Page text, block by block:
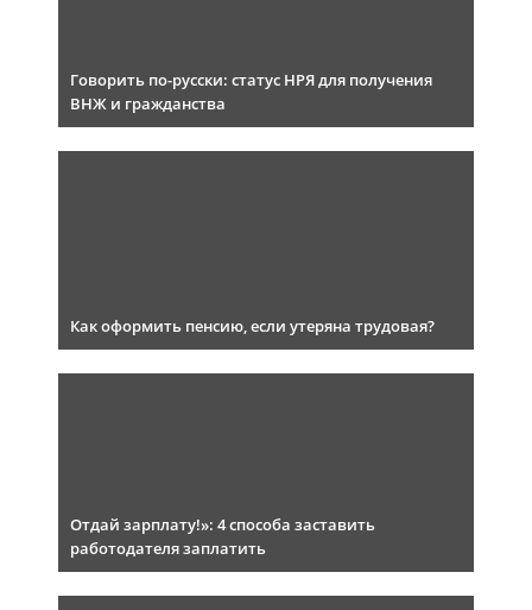
Говорить по-русски: статус НРЯ для получения
ВНЖ и гражданства
Как оформить пенсию, если утеряна трудовая?
Отдай зарплату!»: 4 способа заставить
работодателя заплатить